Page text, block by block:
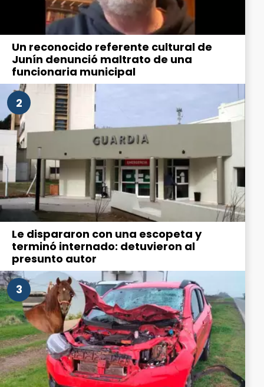
Un reconocido referente cultural de
Junín denunció maltrato de una
funcionaria municipal
2
Le dispararon con una escopeta y
terminó internado: detuvieron al
presunto autor
3